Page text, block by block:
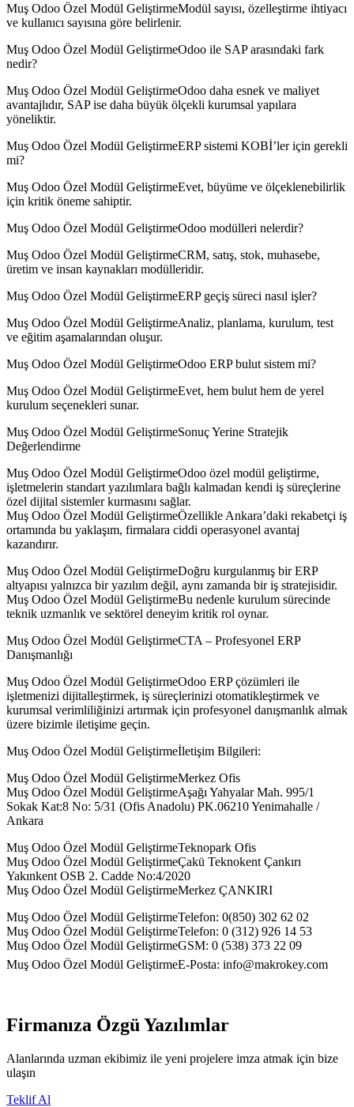
Muş Odoo Özel Modül GeliştirmeModül sayısı, özelleştirme ihtiyacı
ve kullanıcı sayısına göre belirlenir.
Muş Odoo Özel Modül GeliştirmeOdoo ile SAP arasındaki fark
nedir?
Muş Odoo Özel Modül GeliştirmeOdoo daha esnek ve maliyet
avantajlıdır, SAP ise daha büyük ölçekli kurumsal yapılara
yöneliktir.
Muş Odoo Özel Modül GeliştirmeERP sistemi KOBİ’ler için gerekli
mi?
Muş Odoo Özel Modül GeliştirmeEvet, büyüme ve ölçeklenebilirlik
için kritik öneme sahiptir.
Muş Odoo Özel Modül GeliştirmeOdoo modülleri nelerdir?
Muş Odoo Özel Modül GeliştirmeCRM, satış, stok, muhasebe,
üretim ve insan kaynakları modülleridir.
Muş Odoo Özel Modül GeliştirmeERP geçiş süreci nasıl işler?
Muş Odoo Özel Modül GeliştirmeAnaliz, planlama, kurulum, test
ve eğitim aşamalarından oluşur.
Muş Odoo Özel Modül GeliştirmeOdoo ERP bulut sistem mi?
Muş Odoo Özel Modül GeliştirmeEvet, hem bulut hem de yerel
kurulum seçenekleri sunar.
Muş Odoo Özel Modül GeliştirmeSonuç Yerine Stratejik
Değerlendirme
Muş Odoo Özel Modül GeliştirmeOdoo özel modül geliştirme,
işletmelerin standart yazılımlara bağlı kalmadan kendi iş süreçlerine
özel dijital sistemler kurmasını sağlar.
Muş Odoo Özel Modül GeliştirmeÖzellikle Ankara’daki rekabetçi iş
ortamında bu yaklaşım, firmalara ciddi operasyonel avantaj
kazandırır.
Muş Odoo Özel Modül GeliştirmeDoğru kurgulanmış bir ERP
altyapısı yalnızca bir yazılım değil, aynı zamanda bir iş stratejisidir.
Muş Odoo Özel Modül GeliştirmeBu nedenle kurulum sürecinde
teknik uzmanlık ve sektörel deneyim kritik rol oynar.
Muş Odoo Özel Modül GeliştirmeCTA – Profesyonel ERP
Danışmanlığı
Muş Odoo Özel Modül GeliştirmeOdoo ERP çözümleri ile
işletmenizi dijitalleştirmek, iş süreçlerinizi otomatikleştirmek ve
kurumsal verimliliğinizi artırmak için profesyonel danışmanlık almak
üzere bizimle iletişime geçin.
Muş Odoo Özel Modül Geliştirmeİletişim Bilgileri:
Muş Odoo Özel Modül GeliştirmeMerkez Ofis
Muş Odoo Özel Modül GeliştirmeAşağı Yahyalar Mah. 995/1
Sokak Kat:8 No: 5/31 (Ofis Anadolu) PK.06210 Yenimahalle /
Ankara
Muş Odoo Özel Modül GeliştirmeTeknopark Ofis
Muş Odoo Özel Modül GeliştirmeÇakü Teknokent Çankırı
Yakınkent OSB 2. Cadde No:4/2020
Muş Odoo Özel Modül GeliştirmeMerkez ÇANKIRI
Muş Odoo Özel Modül GeliştirmeTelefon: 0(850) 302 62 02
Muş Odoo Özel Modül GeliştirmeTelefon: 0 (312) 926 14 53
Muş Odoo Özel Modül GeliştirmeGSM: 0 (538) 373 22 09
Muş Odoo Özel Modül GeliştirmeE-Posta: info@makrokey.com
Firmanıza Özgü Yazılımlar
Alanlarında uzman ekibimiz ile yeni projelere imza atmak için bize
ulaşın
Teklif Al